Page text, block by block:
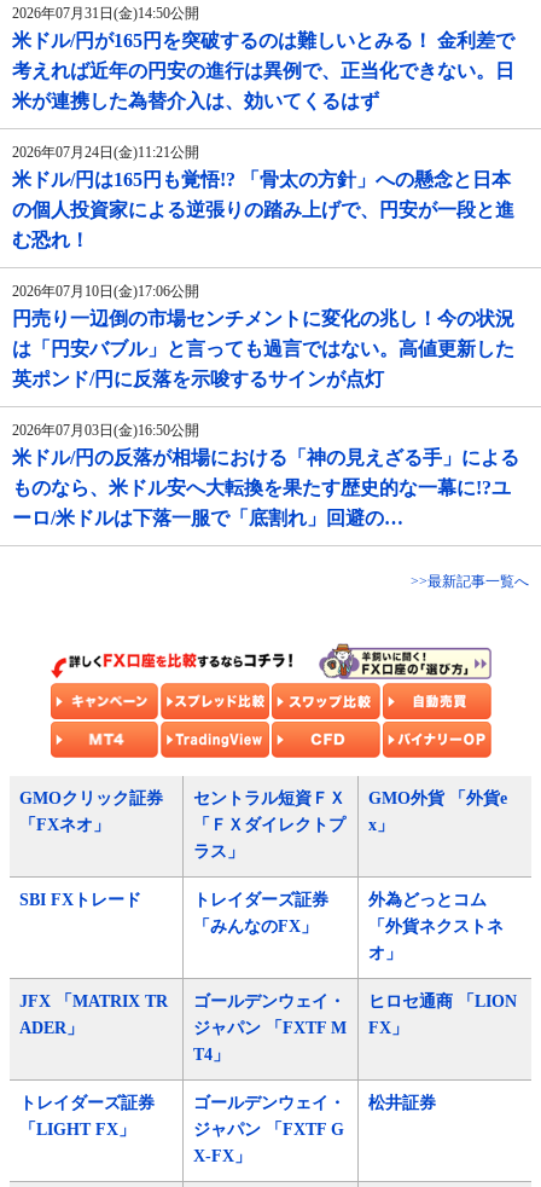
2026年07月31日(金)14:50公開
米ドル/円が165円を突破するのは難しいとみる！ 金利差で
考えれば近年の円安の進行は異例で、正当化できない。日
米が連携した為替介入は、効いてくるはず
2026年07月24日(金)11:21公開
米ドル/円は165円も覚悟!? 「骨太の方針」への懸念と日本
の個人投資家による逆張りの踏み上げで、円安が一段と進
む恐れ！
2026年07月10日(金)17:06公開
円売り一辺倒の市場センチメントに変化の兆し！今の状況
は「円安バブル」と言っても過言ではない。高値更新した
英ポンド/円に反落を示唆するサインが点灯
2026年07月03日(金)16:50公開
米ドル/円の反落が相場における「神の見えざる手」による
ものなら、米ドル安へ大転換を果たす歴史的な一幕に!?ユ
ーロ/米ドルは下落一服で「底割れ」回避の…
>>最新記事一覧へ
GMOクリック証券
「FXネオ」
セントラル短資ＦＸ
「ＦＸダイレクトプ
ラス」
GMO外貨 「外貨e
x」
SBI FXトレード
トレイダーズ証券
「みんなのFX」
外為どっとコム
「外貨ネクストネ
オ」
JFX 「MATRIX TR
ADER」
ゴールデンウェイ・
ジャパン 「FXTF M
T4」
ヒロセ通商 「LION
FX」
トレイダーズ証券
「LIGHT FX」
ゴールデンウェイ・
ジャパン 「FXTF G
X-FX」
松井証券